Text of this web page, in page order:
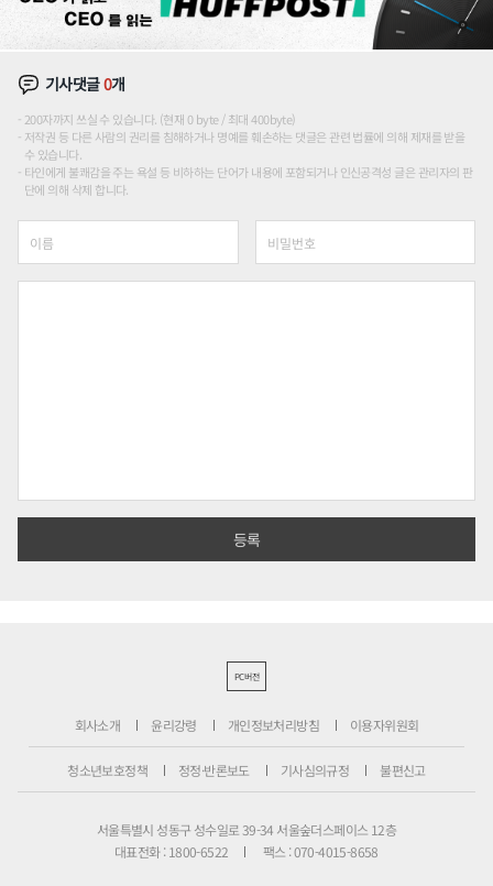
기사댓글0개
200자까지 쓰실 수 있습니다. (현재 0 byte / 최대 400byte)
저작권 등 다른 사람의 권리를 침해하거나 명예를 훼손하는 댓글은 관련 법률에 의해 제재를 받을
수 있습니다.
타인에게 불쾌감을 주는 욕설 등 비하하는 단어가 내용에 포함되거나 인신공격성 글은 관리자의 판
단에 의해 삭제 합니다.
PC버전
회사소개 윤리강령 개인정보처리방침 이용자위원회
청소년보호정책 정정·반론보도 기사심의규정 불편신고
서울특별시 성동구 성수일로 39-34 서울숲더스페이스 12층
대표전화 : 1800-6522
팩스 : 070-4015-8658